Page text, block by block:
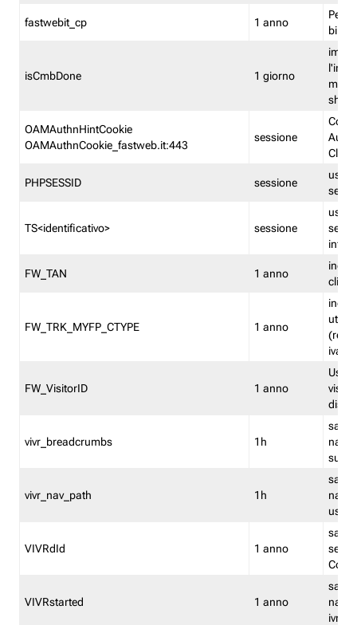
fastwebit_cp 1 anno
isCmbDone 1 giorno
shp
OAMAuthnHintCookie
OAMAuthnCookie_fastweb.it:443
sessione
PHPSESSID sessione
TS<identificativo> sessione
FW_TAN 1 anno
FW_TRK_MYFP_CTYPE 1 anno
iva/
FW_VisitorID 1 anno
vivr_breadcrumbs 1h
salva
su
vivr_nav_path 1h
salva
VIVRdId 1 anno
salva
Convy
VIVRstarted 1 anno
salva
ivr